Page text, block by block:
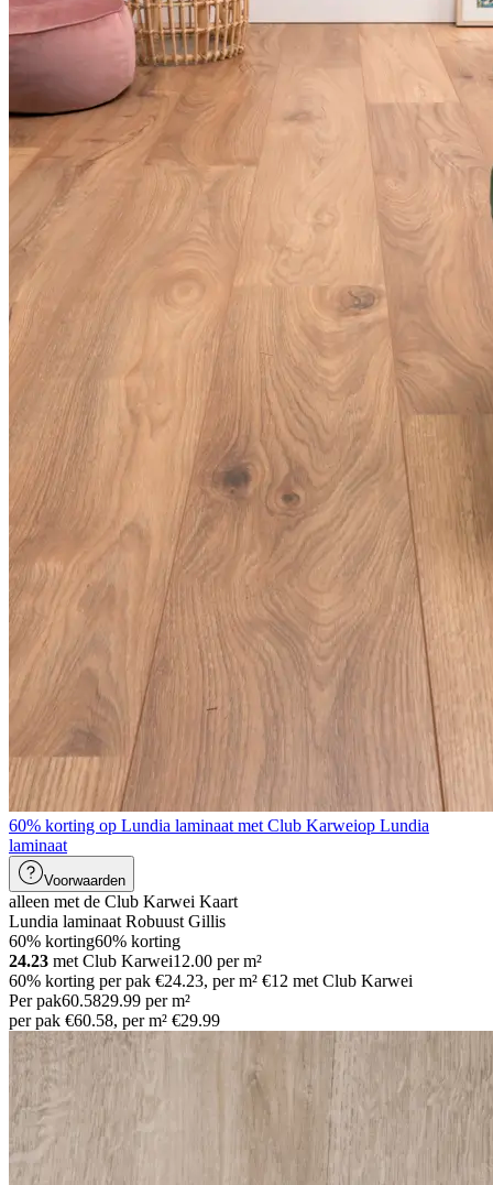
60% korting op Lundia laminaat met Club Karweiop Lundia
laminaat
Voorwaarden
alleen met de Club Karwei Kaart
Lundia laminaat Robuust Gillis
60% korting60% korting
24.23 met Club Karwei12.00 perm²
60% korting per pak €24.23, per m² €12 met Club Karwei
Per pak60.5829.99 perm²
per pak €60.58, per m² €29.99